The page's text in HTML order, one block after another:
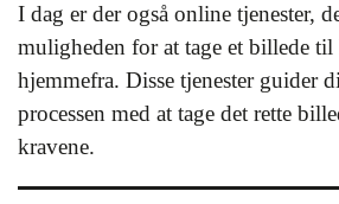
I dag er der også online tjenester,
muligheden for at tage et billede
hjemmefra. Disse tjenester guider
processen med at tage det rette
kravene.